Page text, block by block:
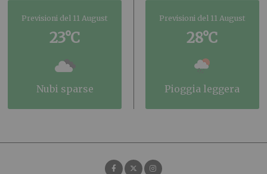
Previsioni del 11 August
23°C
nubi sparse
Previsioni del 11 August
28°C
pioggia leggera